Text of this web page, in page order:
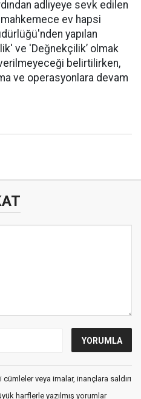
adliyeye sevk edilen
mahkemece ev hapsi
yapılan
ve 'Değnekçilik’ olmak
verilmeyeceği belirtilirken,
ve operasyonlara devam
veya imalar, inançlara saldırı
harflerle yazılmış yorumlar